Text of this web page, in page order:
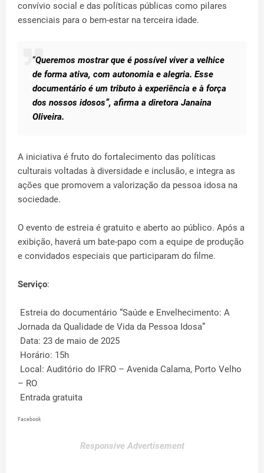
convívio social e das políticas públicas como pilares
essenciais para o bem-estar na terceira idade.
“Queremos mostrar que é possível viver a velhice
de forma ativa, com autonomia e alegria. Esse
documentário é um tributo à experiência e à força
dos nossos idosos”, afirma a diretora Janaina
Oliveira.
A iniciativa é fruto do fortalecimento das políticas
culturais voltadas à diversidade e inclusão, e integra as
ações que promovem a valorização da pessoa idosa na
sociedade.
O evento de estreia é gratuito e aberto ao público. Após a
exibição, haverá um bate-papo com a equipe de produção
e convidados especiais que participaram do filme.
Serviço:
Estreia do documentário “Saúde e Envelhecimento: A
Jornada da Qualidade de Vida da Pessoa Idosa”
Data: 23 de maio de 2025
Horário: 15h
Local: Auditório do IFRO – Avenida Calama, Porto Velho
– RO
Entrada gratuita
Facebook
Responsive Advertisement